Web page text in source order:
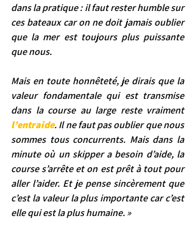
dans la pratique : il faut rester humble sur
ces bateaux car on ne doit jamais oublier
que la mer est toujours plus puissante
que nous.
Mais en toute honnêteté, je dirais que la
valeur fondamentale qui est transmise
dans la course au large reste vraiment
l’entraide. Il ne faut pas oublier que nous
sommes tous concurrents. Mais dans la
minute où un skipper a besoin d’aide, la
course s’arrête et on est prêt à tout pour
aller l’aider. Et je pense sincèrement que
c’est la valeur la plus importante car c’est
elle qui est la plus humaine. »